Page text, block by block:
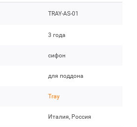
TRAY-AS-01
3 года
сифон
для поддона
Tray
Италия, Россия